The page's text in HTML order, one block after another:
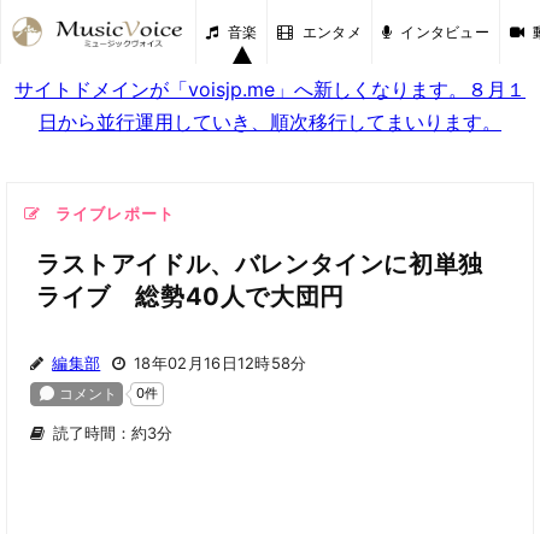
音楽 エンタメ インタビュー
サイトドメインが「voisjp.me」へ新しくなります。８月１
日から並行運用していき、順次移行してまいります。
ライブレポート
ラストアイドル、バレンタインに初単独
ライブ 総勢40人で大団円
編集部 18年02月16日12時58分
読了時間：約3分